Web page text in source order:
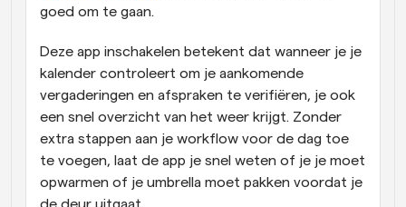
goed om te gaan.
Deze app inschakelen betekent dat wanneer je je
kalender controleert om je aankomende
vergaderingen en afspraken te verifiëren, je ook
een snel overzicht van het weer krijgt. Zonder
extra stappen aan je workflow voor de dag toe
te voegen, laat de app je snel weten of je je moet
opwarmen of je umbrella moet pakken voordat je